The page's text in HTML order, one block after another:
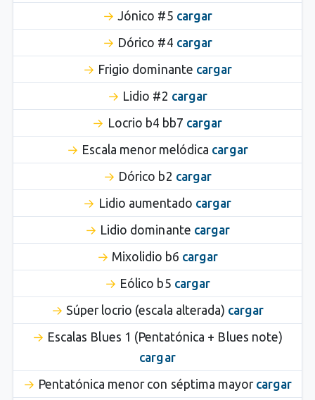
Jónico #5 cargar
Dórico #4 cargar
Frigio dominante cargar
Lidio #2 cargar
Locrio b4 bb7 cargar
Escala menor melódica cargar
Dórico b2 cargar
Lidio aumentado cargar
Lidio dominante cargar
Mixolidio b6 cargar
Eólico b5 cargar
Súper locrio (escala alterada) cargar
Escalas Blues 1 (Pentatónica + Blues note)
cargar
Pentatónica menor con séptima mayor cargar